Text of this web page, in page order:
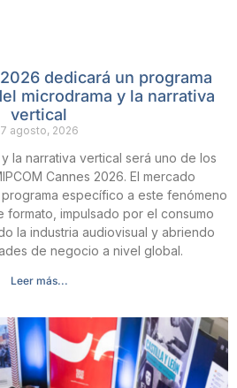
dedicará un programa
microdrama y la narrativa
vertical
7 agosto, 2026
la narrativa vertical será uno de los
Cannes 2026. El mercado
específico a este fenómeno
formato, impulsado por el consumo
la industria audiovisual y abriendo
de negocio a nivel global.
Leer más...